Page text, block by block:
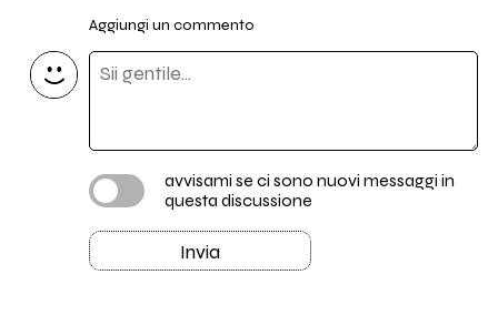
Aggiungi un commento
avvisami se ci sono nuovi messaggi in
questa discussione
Invia